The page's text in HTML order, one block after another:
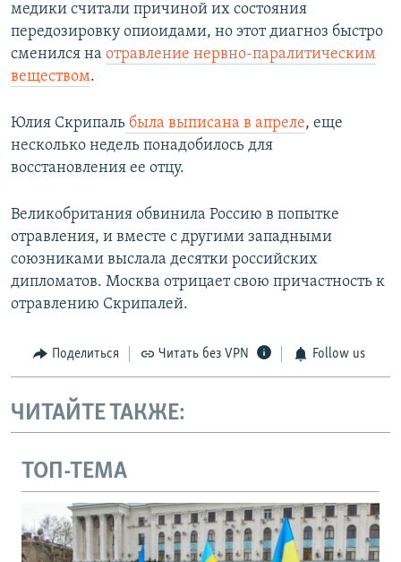
медики считали причиной их состояния
передозировку опиоидами, но этот диагноз быстро
сменился на отравление нервно-паралитическим
веществом.
Юлия Скрипаль была выписана в апреле, еще
несколько недель понадобилось для
восстановления ее отцу.
Великобритания обвинила Россию в попытке
отравления, и вместе с другими западными
союзниками выслала десятки российских
дипломатов. Москва отрицает свою причастность к
отравлению Скрипалей.
Поделиться Читать без VPN Follow us
ЧИТАЙТЕ ТАКЖЕ:
ТОП-ТЕМА